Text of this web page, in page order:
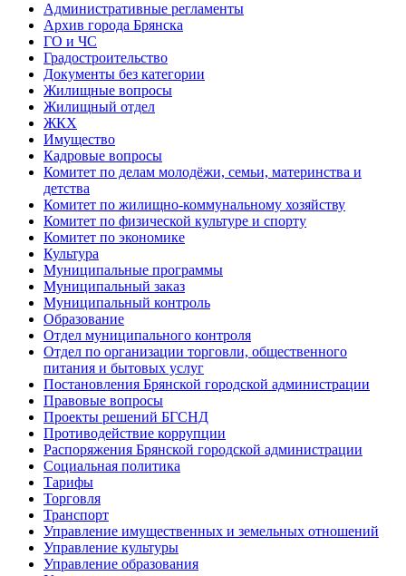
Административные регламенты
Архив города Брянска
ГО и ЧС
Градостроительство
Документы без категории
Жилищные вопросы
Жилищный отдел
ЖКХ
Имущество
Кадровые вопросы
Комитет по делам молодёжи, семьи, материнства и
детства
Комитет по жилищно-коммунальному хозяйству
Комитет по физической культуре и спорту
Комитет по экономике
Культура
Муниципальные программы
Муниципальный заказ
Муниципальный контроль
Образование
Отдел муниципального контроля
Отдел по организации торговли, общественного
питания и бытовых услуг
Постановления Брянской городской администрации
Правовые вопросы
Проекты решений БГСНД
Противодействие коррупции
Распоряжения Брянской городской администрации
Социальная политика
Тарифы
Торговля
Транспорт
Управление имущественных и земельных отношений
Управление культуры
Управление образования